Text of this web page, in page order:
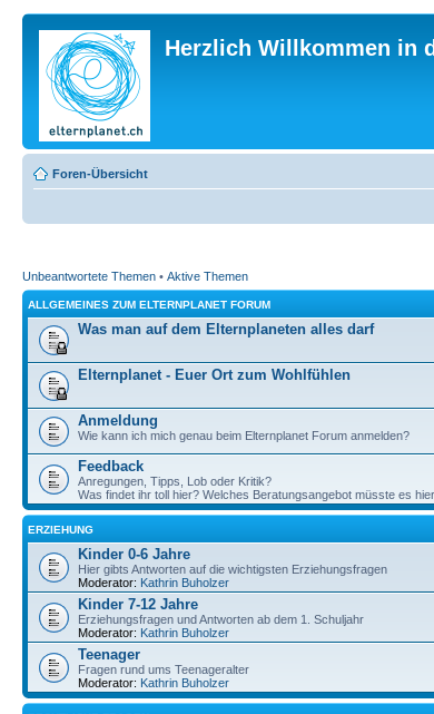
Herzlich Willkommen in
Foren-Übersicht
Unbeantwortete Themen • Aktive Themen
ALLGEMEINES ZUM ELTERNPLANET FORUM
Was man auf dem Elternplaneten alles darf
Elternplanet - Euer Ort zum Wohlfühlen
Anmeldung
Wie kann ich mich genau beim Elternplanet Forum anmelden?
Feedback
Anregungen, Tipps, Lob oder Kritik?
Was findet ihr toll hier? Welches Beratungsangebot müsste es
ERZIEHUNG
Kinder 0-6 Jahre
Hier gibts Antworten auf die wichtigsten Erziehungsfragen
Moderator: Kathrin Buholzer
Kinder 7-12 Jahre
Erziehungsfragen und Antworten ab dem 1. Schuljahr
Moderator: Kathrin Buholzer
Teenager
Fragen rund ums Teenageralter
Moderator: Kathrin Buholzer